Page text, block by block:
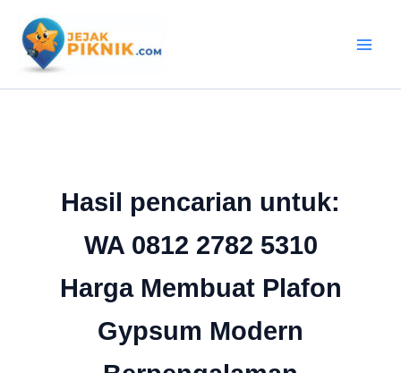
konten
Hasil pencarian untuk:
WA 0812 2782 5310
Harga Membuat Plafon
Gypsum Modern